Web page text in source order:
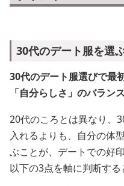
30代のデート服を選
30代のデート服選びで最
「自分らしさ」のバラン
20代のころとは異なり、
入れるよりも、自分の体
ぶことが、デートでの好
以下の3点を軸に判断する